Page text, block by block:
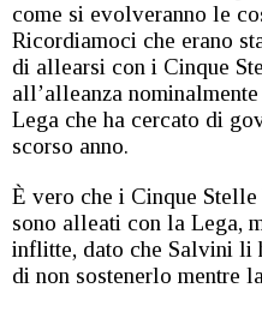
come si evolveranno le
Ricordiamoci che erano
di allearsi con i Cinque
all’alleanza
Lega che ha cercato di
scorso anno.
È vero che i Cinque
sono alleati con la Lega,
inflitte, dato che Salvini li
di non sostenerlo mentre